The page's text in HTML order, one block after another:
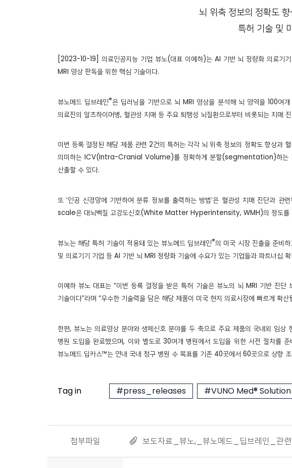
뇌 위축 정보의 정확도
특허 기술 및
[2023-10-19] 의료인공지능 기업 뷰노(대표 이예하)는 AI 기반 뇌 정량화 의료기
MRI 영상 판독을 위한 핵심 기술이다.
뷰노메드 딥브레인®은 딥러닝을 기반으로 뇌 MRI 영상을 분석해 뇌 영역을 100
의료진의 알츠하이머병, 혈관성 치매 등 주요 퇴행성 뇌질환으로부터 비롯되는 치매
이번 등록 결정된 해당 제품 관련 2건의 특허는 각각 뇌 위축 정보의 정확도 향상과
의미하는 ICV(Intra-Cranial Volume)를 정확하게 분할(segmentation)하는 기
산출할 수 있다.
또 ‘인공 신경망에 기반하여 분류 정보를 출력하는 방법’은 혈관성 치매 진단과
scale은 대뇌백질 고강도신호(White Matter Hyperintensity, WMH)의 정도를 분
뷰노는 해당 특허 기술이 적용돼 있는 뷰노메드 딥브레인®의 미국 시장 진출을 준비
및 의료기기 기업 등 AI 기반 뇌 MRI 정량화 기술에 수요가 있는 기업들과 파트너십
이예하 뷰노 대표는 “이번 등록 결정을 받은 특허 기술은 뷰노의 뇌 MRI 기반 진
기술이다”라며 “우수한 기술력을 담은 해당 제품이 미국 현지 의료시장에 빠르게 확
한편, 뷰노는 의료영상 분야와 생체신호 분야를 두 축으로 주요 제품의 국내외 임
병원 도입을 완료했으며, 이와 별도로 30여개 병원에서 도입을 위한 사전 절차를
뷰노메드 딥카스™는 연내 국내 청구 병원 수 목표를 기존 40곳에서 60곳으로 상향
Tag in #press_releases #VUNO Med® Solution
첨부파일 보도자료_뷰노,_뷰노메드_딥브레인_관